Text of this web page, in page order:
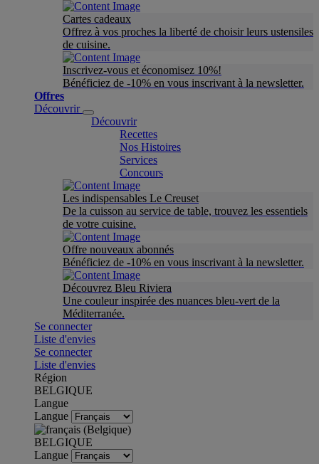
Cartes cadeaux
Offrez à vos proches la liberté de choisir leurs ustensiles
de cuisine.
Inscrivez-vous et économisez 10%!
Bénéficiez de -10% en vous inscrivant à la newsletter.
Offres
Découvrir
Découvrir
Recettes
Nos Histoires
Services
Concours
Les indispensables Le Creuset
De la cuisson au service de table, trouvez les essentiels
de votre cuisine.
Offre nouveaux abonnés
Bénéficiez de -10% en vous inscrivant à la newsletter.
Découvrez Bleu Riviera
Une couleur inspirée des nuances bleu-vert de la
Méditerranée.
Se connecter
Liste d'envies
Se connecter
Liste d'envies
Région
BELGIQUE
Langue
Langue
BELGIQUE
Langue